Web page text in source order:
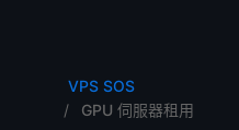
VPS SOS
GPU 伺服器租用